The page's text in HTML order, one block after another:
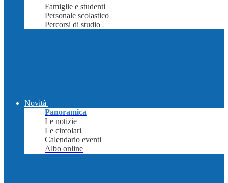
Famiglie e studenti
Personale scolastico
Percorsi di studio
Novità
Panoramica
Le notizie
Le circolari
Calendario eventi
Albo online